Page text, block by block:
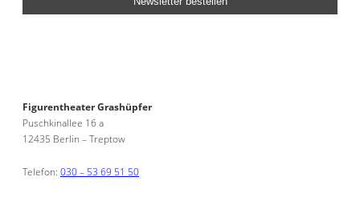
Figurentheater Grashüpfer
Puschkinallee 16 a
12435 Berlin – Treptow
Telefon: 030 – 53 69 51 50